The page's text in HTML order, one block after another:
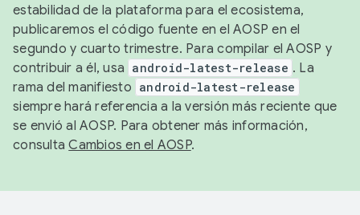
estabilidad de la plataforma para el ecosistema,
publicaremos el código fuente en el AOSP en el
segundo y cuarto trimestre. Para compilar el AOSP y
contribuir a él, usa android-latest-release . La
rama del manifiesto android-latest-release
siempre hará referencia a la versión más reciente que
se envió al AOSP. Para obtener más información,
consultaCambios en el AOSP.